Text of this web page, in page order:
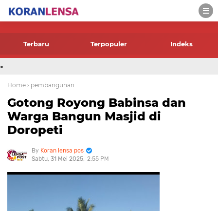
-->
Terbaru Terpopuler Indeks
.
Home › pembangunan
Gotong Royong Babinsa dan
Warga Bangun Masjid di
Doropeti
Koran lensa pos
Sabtu, 31 Mei 2025 2:55 PM